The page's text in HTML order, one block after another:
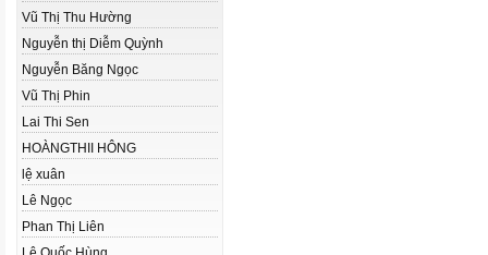
Vũ Thị Thu Hường
Nguyễn thị Diễm Quỳnh
Nguyễn Băng Ngọc
Vũ Thị Phin
Lai Thi Sen
HOÀNGTHII HÔNG
lệ xuân
Lê Ngọc
Phan Thị Liên